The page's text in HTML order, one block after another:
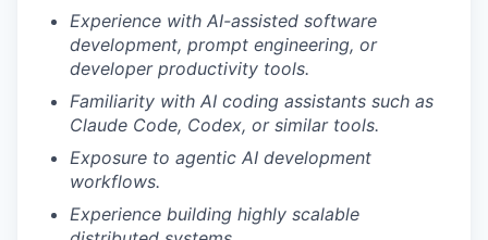
Experience with AI-assisted software
development, prompt engineering, or
developer productivity tools.
Familiarity with AI coding assistants such as
Claude Code, Codex, or similar tools.
Exposure to agentic AI development
workflows.
Experience building highly scalable